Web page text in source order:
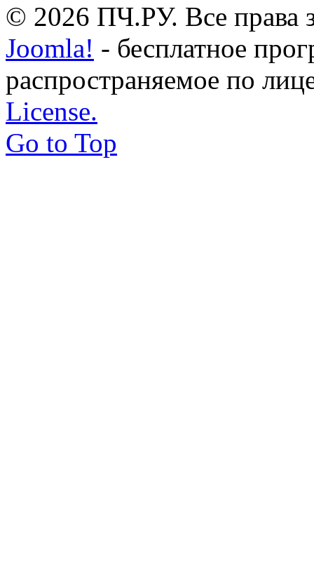
© 2026 ПЧ.РУ. Все права
Joomla! - бесплатное
распространяемое по
License.
Go to Top